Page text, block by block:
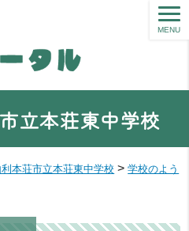
立本荘東中学校
MENU
利本荘市立本荘東中学校 >学校のよう